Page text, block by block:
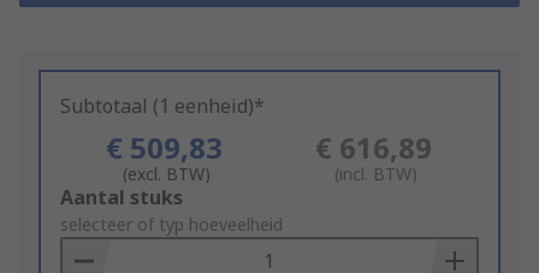
Subtotaal (1 eenheid)*
€ 509,83
(excl. BTW)
€ 616,89
(incl. BTW)
Add
to
Basket
Aantal stuks
selecteer of typ hoeveelheid